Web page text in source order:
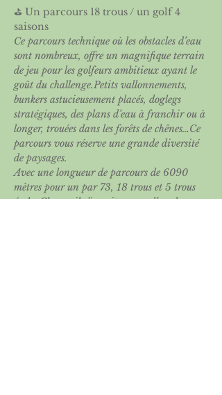
⛳️ Un parcours 18 trous / un golf 4
saisons
Ce parcours technique où les obstacles d’eau
sont nombreux, offre un magnifique terrain
de jeu pour les golfeurs ambitieux ayant le
goût du challenge.Petits vallonnements,
bunkers astucieusement placés, doglegs
stratégiques, des plans d’eau à franchir ou à
longer, trouées dans les forêts de chênes…Ce
parcours vous réserve une grande diversité
de paysages.
Avec une longueur de parcours de 6090
mètres pour un par 73, 18 trous et 5 trous
école, Charmeil s’inscrit comme l’un des